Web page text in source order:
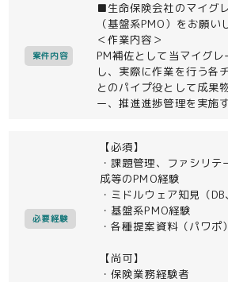
案件内容
■生命保険会社のマイグ
（基盤系PMO）をお願い
＜作業内容＞
PM補佐として当マイグ
し、実際に作業を行う各
とのパイプ役として成果
ー、推進進捗管理を実施す
必要経験
【必須】
・課題管理、ファシリ
成等のPMO経験
・ミドルウェア知見（DB
・基盤系PMO経験
・各種提案資料（パワポ
【尚可】
・保険業務経験者